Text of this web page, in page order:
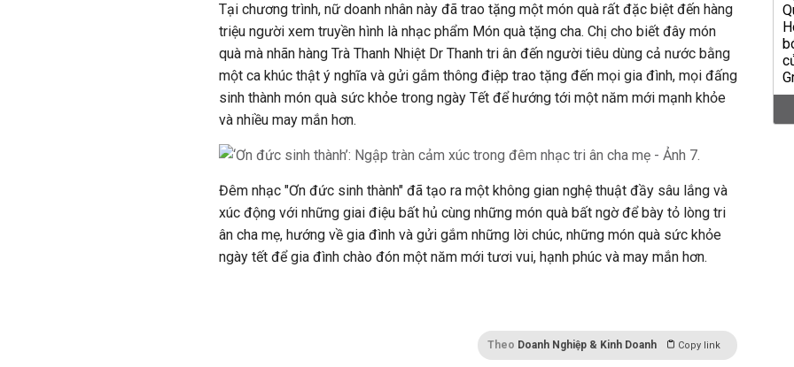
Tại chương trình, nữ doanh nhân này đã trao tặng một món quà rất đặc biệt đến hàng
triệu người xem truyền hình là nhạc phẩm Món quà tặng cha. Chị cho biết đây món
quà mà nhãn hàng Trà Thanh Nhiệt Dr Thanh tri ân đến người tiêu dùng cả nước bằng
một ca khúc thật ý nghĩa và gửi gắm thông điệp trao tặng đến mọi gia đình, mọi đấng
sinh thành món quà sức khỏe trong ngày Tết để hướng tới một năm mới mạnh khỏe
và nhiều may mắn hơn.
Đêm nhạc "Ơn đức sinh thành" đã tạo ra một không gian nghệ thuật đầy sâu lắng và
xúc động với những giai điệu bất hủ cùng những món quà bất ngờ để bày tỏ lòng tri
ân cha mẹ, hướng về gia đình và gửi gắm những lời chúc, những món quà sức khỏe
ngày tết để gia đình chào đón một năm mới tươi vui, hạnh phúc và may mắn hơn.
Theo Doanh Nghiệp & Kinh Doanh Copy link